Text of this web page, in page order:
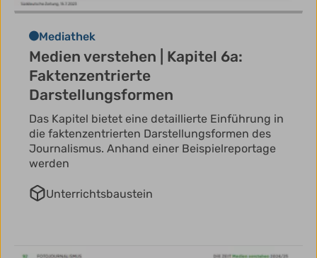
Mediathek
Medien verstehen | Kapitel 6a:
Faktenzentrierte
Darstellungsformen
Das Kapitel bietet eine detaillierte Einführung in
die faktenzentrierten Darstellungsformen des
Journalismus. Anhand einer Beispielreportage
werden
Unterrichtsbaustein